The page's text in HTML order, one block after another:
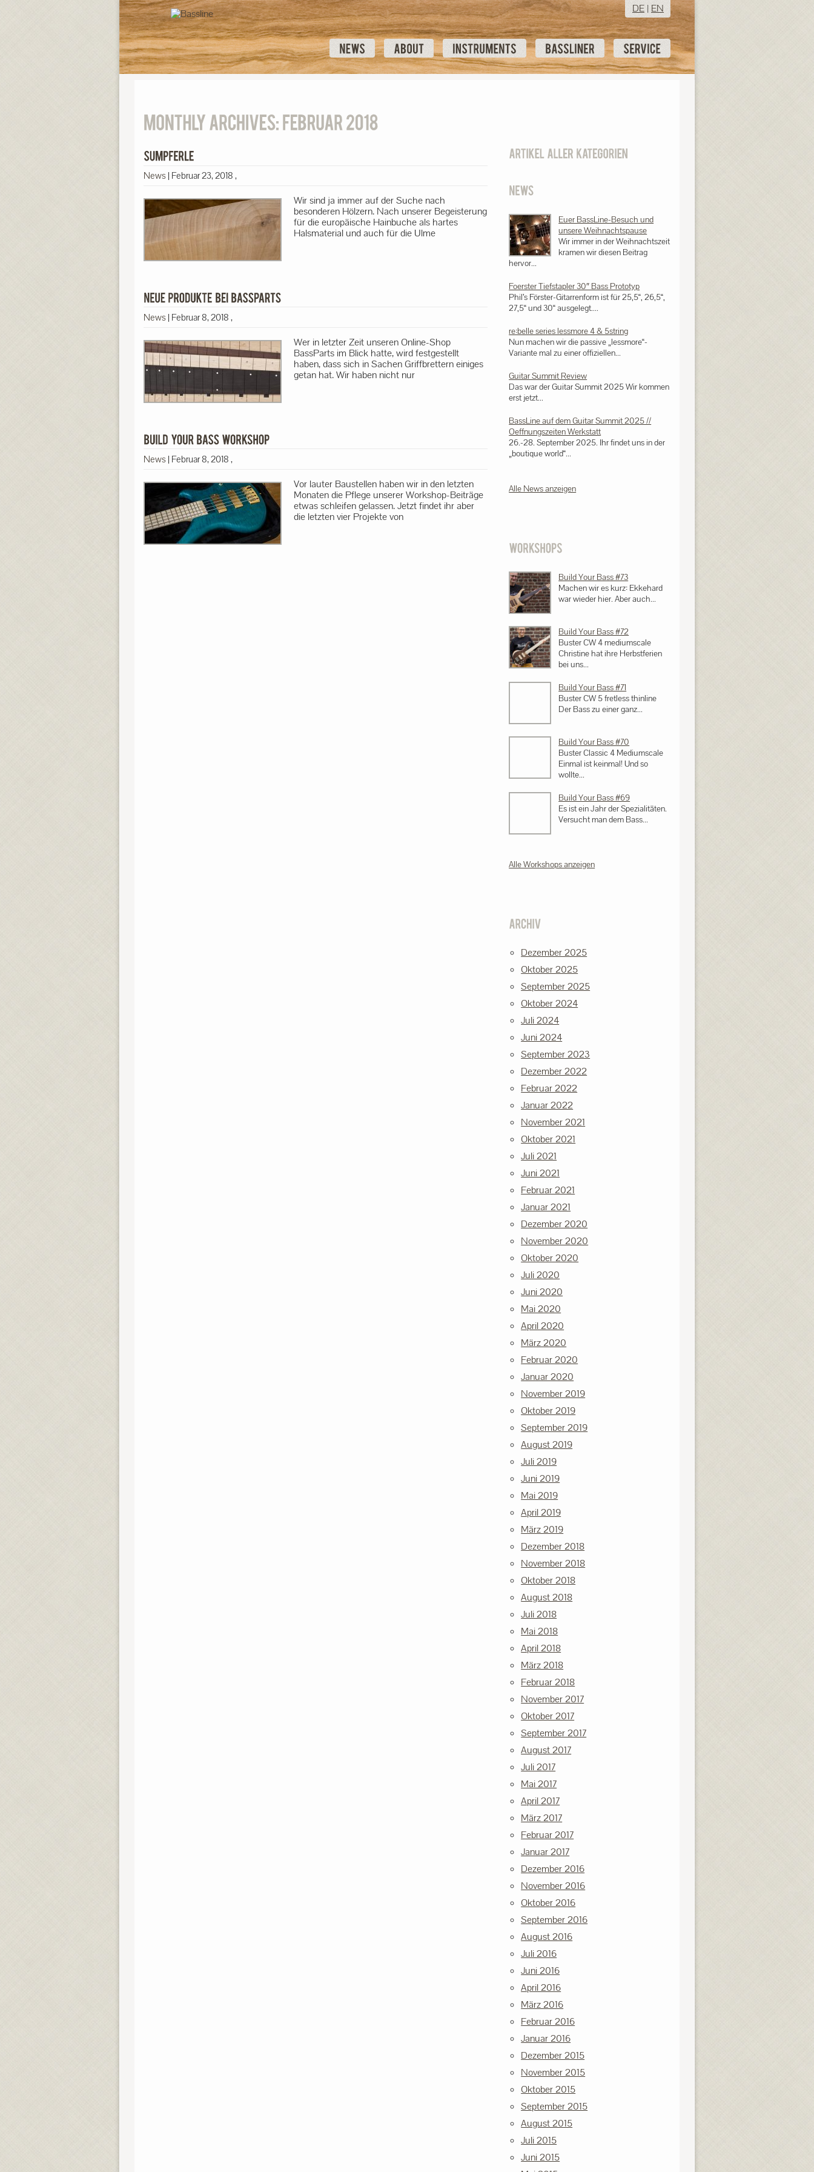
DE | EN
News | Februar 23, 2018 ,
Wir sind ja immer auf der Suche nach
besonderen Hölzern. Nach unserer Begeisterung
für die europäische Hainbuche als hartes
Halsmaterial und auch für die Ulme
News | Februar 8, 2018 ,
Wer in letzter Zeit unseren Online-Shop
BassParts im Blick hatte, wird festgestellt
haben, dass sich in Sachen Griffbrettern einiges
getan hat. Wir haben nicht nur
News | Februar 8, 2018 ,
Vor lauter Baustellen haben wir in den letzten
Monaten die Pflege unserer Workshop-Beiträge
etwas schleifen gelassen. Jetzt findet ihr aber
die letzten vier Projekte von
Euer BassLine-Besuch und
unsere Weihnachtspause
Wir immer in der Weihnachtszeit
kramen wir diesen Beitrag
hervor...
Foerster Tiefstapler 30″ Bass Prototyp
Phil’s Förster-Gitarrenform ist für 25,5“, 26,5“,
27,5“ und 30“ ausgelegt....
re:belle series lessmore 4 & 5string
Nun machen wir die passive „lessmore“-
Variante mal zu einer offiziellen...
Guitar Summit Review
Das war der Guitar Summit 2025 Wir kommen
erst jetzt...
BassLine auf dem Guitar Summit 2025 //
Oeffnungszeiten Werkstatt
26.-28. September 2025. Ihr findet uns in der
„boutique world“...
Alle News anzeigen
Build Your Bass #73
Machen wir es kurz: Ekkehard
war wieder hier. Aber auch...
Build Your Bass #72
Buster CW 4 mediumscale
Christine hat ihre Herbstferien
bei uns...
Build Your Bass #71
Buster CW 5 fretless thinline
Der Bass zu einer ganz...
Build Your Bass #70
Buster Classic 4 Mediumscale
Einmal ist keinmal! Und so
wollte...
Build Your Bass #69
Es ist ein Jahr der Spezialitäten.
Versucht man dem Bass...
Alle Workshops anzeigen
Dezember 2025
Oktober 2025
September 2025
Oktober 2024
Juli 2024
Juni 2024
September 2023
Dezember 2022
Februar 2022
Januar 2022
November 2021
Oktober 2021
Juli 2021
Juni 2021
Februar 2021
Januar 2021
Dezember 2020
November 2020
Oktober 2020
Juli 2020
Juni 2020
Mai 2020
April 2020
März 2020
Februar 2020
Januar 2020
November 2019
Oktober 2019
September 2019
August 2019
Juli 2019
Juni 2019
Mai 2019
April 2019
März 2019
Dezember 2018
November 2018
Oktober 2018
August 2018
Juli 2018
Mai 2018
April 2018
März 2018
Februar 2018
November 2017
Oktober 2017
September 2017
August 2017
Juli 2017
Mai 2017
April 2017
März 2017
Februar 2017
Januar 2017
Dezember 2016
November 2016
Oktober 2016
September 2016
August 2016
Juli 2016
Juni 2016
April 2016
März 2016
Februar 2016
Januar 2016
Dezember 2015
November 2015
Oktober 2015
September 2015
August 2015
Juli 2015
Juni 2015